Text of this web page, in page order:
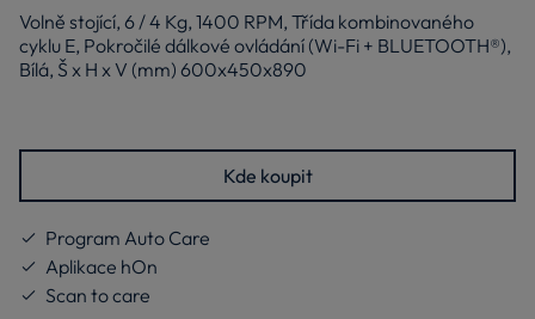
Volně stojící, 6 / 4 Kg, 1400 RPM, Třída kombinovaného
cyklu E, Pokročilé dálkové ovládání (Wi-Fi + BLUETOOTH®),
Bílá, Š x H x V (mm) 600x450x890
Kde koupit
Program Auto Care
Aplikace hOn
Scan to care